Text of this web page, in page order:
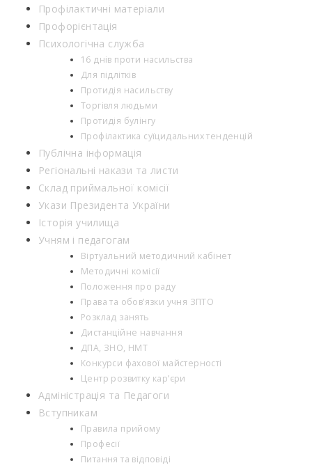
Профілактичні матеріали
Профорієнтація
Психологічна служба
16 днів проти насильства
Для підлітків
Протидія насильству
Торгівля людьми
Протидія булінгу
Профілактика суїцидальних тенденцій
Публічна інформація
Регіональні накази та листи
Склад приймальної комісії
Укази Президента України
Історія училища
Учням і педагогам
Віртуальний методичний кабінет
Методичні комісії
Положення про раду
Права та обов’язки учня ЗПТО
Розклад занять
Дистанційне навчання
ДПА, ЗНО, НМТ
Конкурси фахової майстерності
Центр розвитку кар’єри
Адміністрація та Педагоги
Вступникам
Правила прийому
Професії
Питання та відповіді